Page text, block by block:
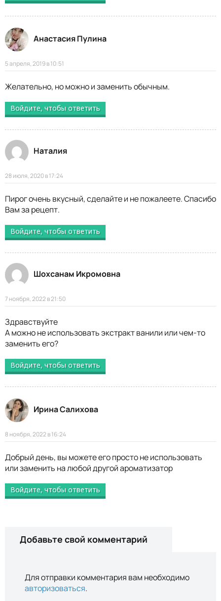
Анастасия Пулина
5 апреля, 2019 в 10:51
Желательно, но можно и заменить обычным.
Войдите, чтобы ответить
Наталия
28 июля, 2020 в 17:24
Пирог очень вкусный, сделайте и не пожалеете. Спасибо
Вам за рецепт.
Войдите, чтобы ответить
Шохсанам Икромовна
7 ноября, 2022 в 21:50
Здравствуйте
А можно не использовать экстракт ванили или чем-то
заменить его?
Войдите, чтобы ответить
Ирина Салихова
8 ноября, 2022 в 16:24
Добрый день, вы можете его просто не использовать
или заменить на любой другой ароматизатор
Войдите, чтобы ответить
Добавьте свой комментарий
Для отправки комментария вам необходимо
авторизоваться.